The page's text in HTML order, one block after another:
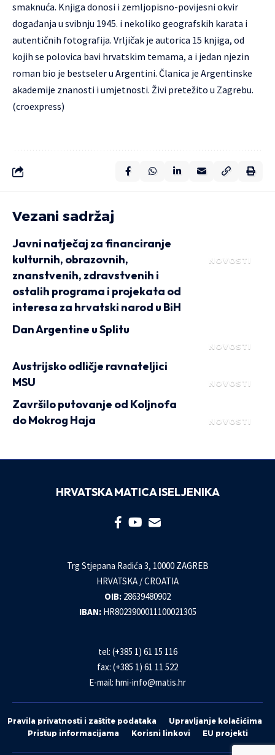
smaknuća. Knjiga donosi i zemljopisno-povijesni okvir
događanja u svibnju 1945. i nekoliko geografskih karata i
autentičnih fotografija. Vrljičak je autorica 15 knjiga, od
kojih se polovica bavi hrvatskim temama, a i jedan njezin
roman bio je bestseler u Argentini. Članica je Argentinske
akademije znanosti i umjetnosti. Živi pretežito u Zagrebu.
(croexpress)
Vezani sadržaj
NOVOSTI
Javni natječaj za financiranje
kulturnih, obrazovnih,
znanstvenih, zdravstvenih i
ostalih programa i projekata od
interesa za hrvatski narod u BiH
NOVOSTI
Dan Argentine u Splitu
NOVOSTI
Austrijsko odličje ravnateljici
MSU
NOVOSTI
Završilo putovanje od Koljnofa
do Mokrog Haja
HRVATSKA MATICA ISELJENIKA
Trg Stjepana Radića 3, 10000 ZAGREB
HRVATSKA / CROATIA
OIB: 28639480902
IBAN: HR8023900011100021305
tel: (+385 1) 61 15 116
fax: (+385 1) 61 11 522
E-mail: hmi-info@matis.hr
Pravila privatnosti i zaštite podataka
Upravljanje kolačićima
Pristup informacijama
Korisni linkovi EU projekti